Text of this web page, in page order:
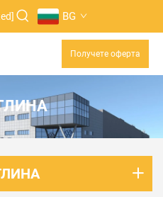
BG
Получете оферта